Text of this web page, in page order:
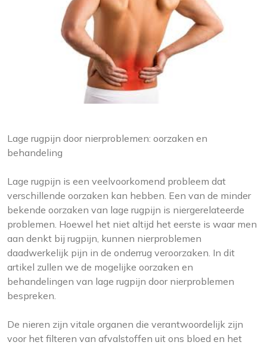
Lage rugpijn door nierproblemen: oorzaken en
behandeling
Lage rugpijn is een veelvoorkomend probleem dat
verschillende oorzaken kan hebben. Een van de minder
bekende oorzaken van lage rugpijn is niergerelateerde
problemen. Hoewel het niet altijd het eerste is waar men
aan denkt bij rugpijn, kunnen nierproblemen
daadwerkelijk pijn in de onderrug veroorzaken. In dit
artikel zullen we de mogelijke oorzaken en
behandelingen van lage rugpijn door nierproblemen
bespreken.
De nieren zijn vitale organen die verantwoordelijk zijn
voor het filteren van afvalstoffen uit ons bloed en het